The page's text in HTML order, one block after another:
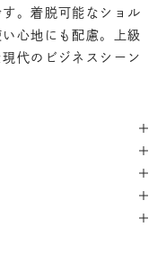
。着脱可能なショル
心地にも配慮。上級
代のビジネスシーン